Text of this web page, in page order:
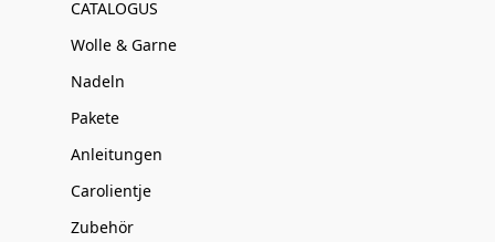
CATALOGUS
Wolle & Garne
Nadeln
Pakete
Anleitungen
Carolientje
Zubehör